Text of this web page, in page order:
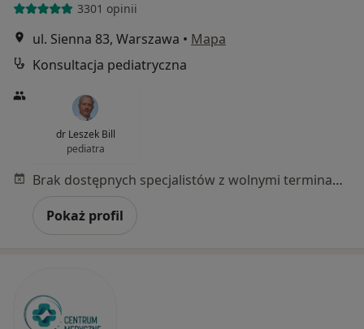
3301 opinii
ul. Sienna 83, Warszawa • Mapa
Konsultacja pediatryczna
dr Leszek Bill
pediatra
Brak dostępnych specjalistów z wolnymi terminami w tym centrum medycznym.
Pokaż profil